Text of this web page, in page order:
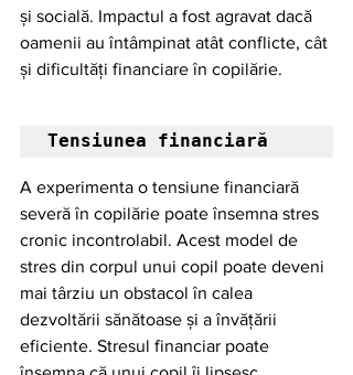
și socială. Impactul a fost agravat dacă
oamenii au întâmpinat atât conflicte, cât
și dificultăți financiare în copilărie.
Tensiunea financiară
A experimenta o tensiune financiară
severă în copilărie poate însemna stres
cronic incontrolabil. Acest model de
stres din corpul unui copil poate deveni
mai târziu un obstacol în calea
dezvoltării sănătoase și a învățării
eficiente. Stresul financiar poate